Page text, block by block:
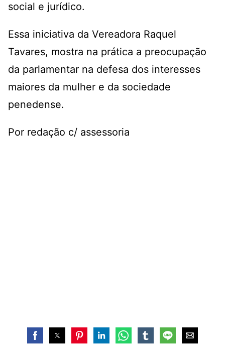
social e jurídico.
Essa iniciativa da Vereadora Raquel
Tavares, mostra na prática a preocupação
da parlamentar na defesa dos interesses
maiores da mulher e da sociedade
penedense.
Por redação c/ assessoria